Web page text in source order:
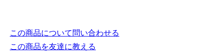
この商品について問い合わせる
この商品を友達に教える